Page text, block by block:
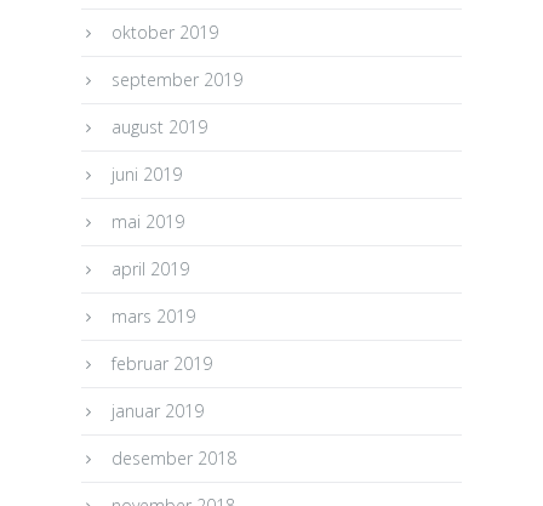
oktober 2019
september 2019
august 2019
juni 2019
mai 2019
april 2019
mars 2019
februar 2019
januar 2019
desember 2018